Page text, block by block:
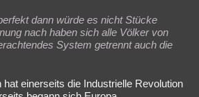
dann würde es nicht Stücke
nach haben sich alle Völker von
System getrennt auch die
einerseits die Industrielle Revolution